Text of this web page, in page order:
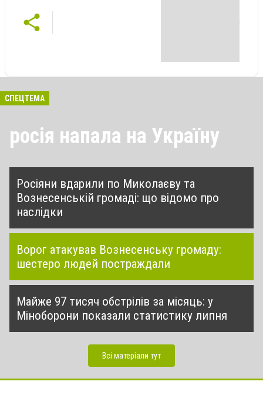
СПЕЦТЕМА
росія напала на Україну
Росіяни вдарили по Миколаєву та
Вознесенській громаді: що відомо про
наслідки
Ворог атакував Вознесенську громаду:
шестеро людей постраждали
Майже 97 тисяч обстрілів за місяць: у
Міноборони показали статистику липня
Всі матеріали тут